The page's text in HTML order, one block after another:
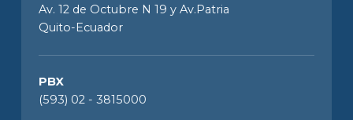
Av. 12 de Octubre N 19 y Av.Patria
Quito-Ecuador
PBX
(593) 02 - 3815000